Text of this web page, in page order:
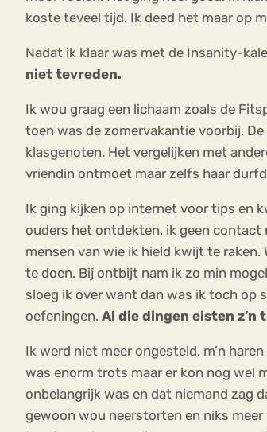
koste teveel tijd. Ik deed het maar op
Nadat ik klaar was met de Insanity-
niet tevreden.
Ik wou graag een lichaam zoals de
toen was de zomervakantie voorbij.
klasgenoten. Het vergelijken met
vriendin ontmoet maar zelfs haar
Ik ging kijken op internet voor tips en
ouders het ontdekten, ik geen contact
mensen van wie ik hield kwijt te raken.
te doen. Bij ontbijt nam ik zo min
sloeg ik over want dan was ik toch op
oefeningen. Al die dingen eisten z’n
Ik werd niet meer ongesteld, m’n
was enorm trots maar er kon nog wel
onbelangrijk was en dat niemand zag
gewoon wou neerstorten en niks